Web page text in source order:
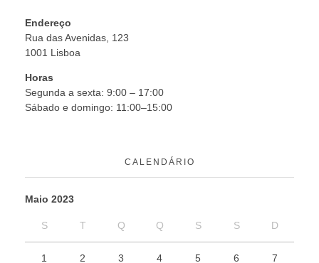
Endereço
Rua das Avenidas, 123
1001 Lisboa
Horas
Segunda a sexta: 9:00 – 17:00
Sábado e domingo: 11:00–15:00
CALENDÁRIO
Maio 2023
S T Q Q S S D
1 2 3 4 5 6 7